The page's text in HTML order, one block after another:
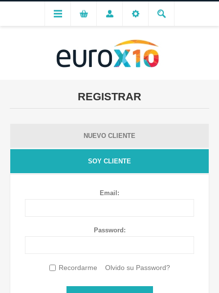
REGISTRAR
NUEVO CLIENTE
SOY CLIENTE
Email:
Password:
Recordarme Olvido su Password?